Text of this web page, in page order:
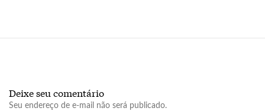
Deixe seu comentário
Seu endereço de e-mail não será publicado.